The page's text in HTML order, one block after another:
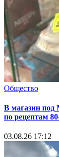
Общество
В магазин под
по рецептам
03.08.26 17:12